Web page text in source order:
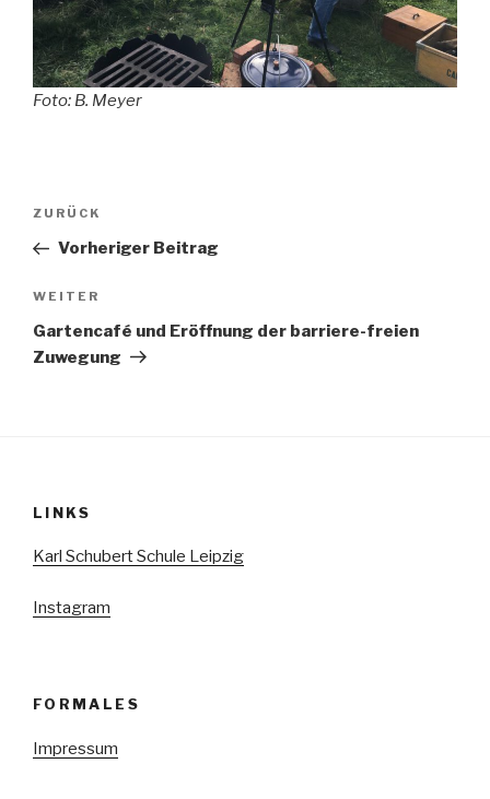
Foto: B. Meyer
Beitragsnavigation
Vorheriger
Beitrag
ZURÜCK
Vorheriger Beitrag
Nächster
Beitrag
WEITER
Gartencafé und Eröffnung der barriere-freien
Zuwegung
LINKS
Karl Schubert Schule Leipzig
Instagram
FORMALES
Impressum